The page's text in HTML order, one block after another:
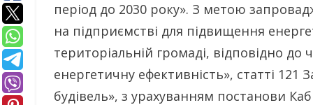
період до 2030 року». З метою
на підприємстві для підвищення
територіальній громаді, відповідно до
енергетичну ефективність», статті 121
будівель», з урахуванням постанови